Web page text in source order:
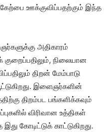
ஊக்குவிப்பதற்கும் இந்த
அதிகாரம்
நிலையான
திறன் மேம்பாடு
இளைஞர்களின்
திறம்பட பங்களிக்கவும்
விரிவான உத்திகள்
கோடிட்டுக் காட்டுகிறது.